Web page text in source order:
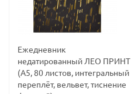
Ежедневник
недатированный ЛЕО ПРИНТ
(А5, 80 листов, интегральный
переплёт, вельвет, тиснение